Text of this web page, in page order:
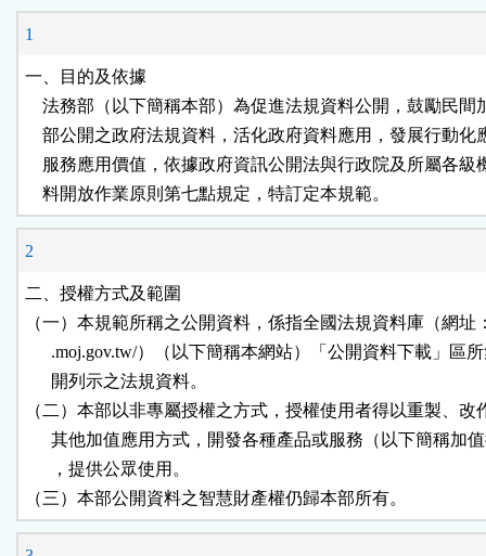
能
按
鈕
區
1
一、目的及依據
法務部（以下簡稱本部）為促進法規資料公開，鼓勵民間
部公開之政府法規資料，活化政府資料應用，發展行動化
服務應用價值，依據政府資訊公開法與行政院及所屬各級
    料開放作業原則第七點規定，特訂定本規範。
2
二、授權方式及範圍
（一）本規範所稱之公開資料，係指全國法規資料庫（網址
.moj.gov.tw/）（以下簡稱本網站）「公開資料下載」區
      開列示之法規資料。
（二）本部以非專屬授權之方式，授權使用者得以重製、改
其他加值應用方式，開發各種產品或服務（以下簡稱加
      ，提供公眾使用。
（三）本部公開資料之智慧財產權仍歸本部所有。